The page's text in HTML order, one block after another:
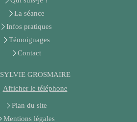
La séance
Infos pratiques
Témoignages
Contact
SYLVIE GROSMAIRE
Afficher le téléphone
Plan du site
Mentions légales